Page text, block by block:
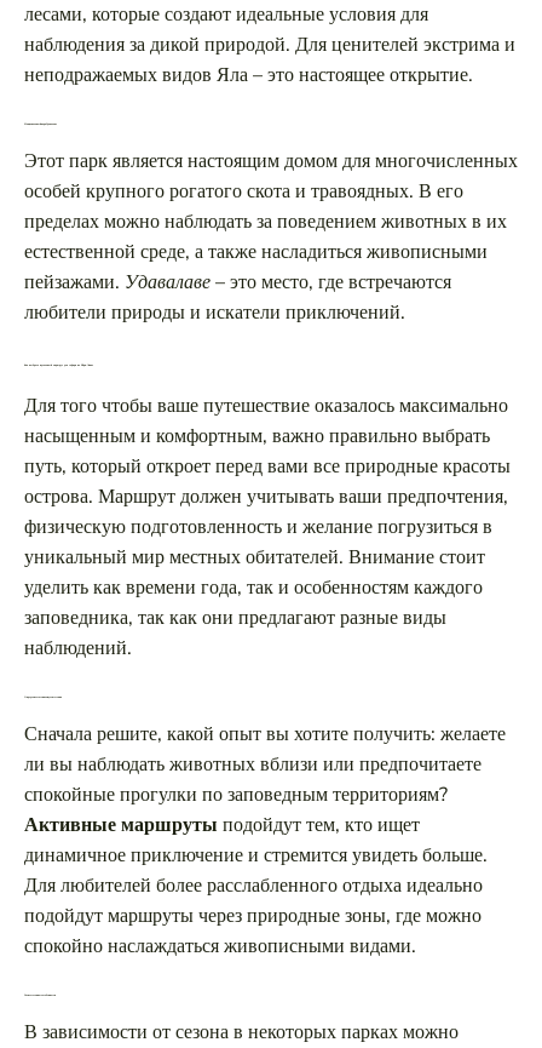
лесами, которые создают идеальные условия для
наблюдения за дикой природой. Для ценителей экстрима и
неподражаемых видов Яла – это настоящее открытие.
Национальный парк Удавалаве
Этот парк является настоящим домом для многочисленных
особей крупного рогатого скота и травоядных. В его
пределах можно наблюдать за поведением животных в их
естественной среде, а также насладиться живописными
пейзажами. Удавалаве– это место, где встречаются
любители природы и искатели приключений.
Как выбрать идеальный маршрут для сафари на Шри-Ланке
Для того чтобы ваше путешествие оказалось максимально
насыщенным и комфортным, важно правильно выбрать
путь, который откроет перед вами все природные красоты
острова. Маршрут должен учитывать ваши предпочтения,
физическую подготовленность и желание погрузиться в
уникальный мир местных обитателей. Внимание стоит
уделить как времени года, так и особенностям каждого
заповедника, так как они предлагают разные виды
наблюдений.
Определитесь с типом путешествия
Сначала решите, какой опыт вы хотите получить: желаете
ли вы наблюдать животных вблизи или предпочитаете
спокойные прогулки по заповедным территориям?
Активные маршруты подойдут тем, кто ищет
динамичное приключение и стремится увидеть больше.
Для любителей более расслабленного отдыха идеально
подойдут маршруты через природные зоны, где можно
спокойно наслаждаться живописными видами.
Учтите сезонные особенности
В зависимости от сезона в некоторых парках можно